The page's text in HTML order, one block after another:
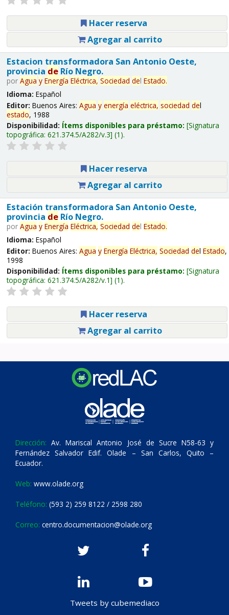
Hacer reserva
Agregar al carrito
Estacion transformadora San Antonio Oeste,
provincia deRío Negro.
por Agua y Energía Eléctrica, Sociedad del Estado.
Idioma: Español
Editor: Buenos Aires: Agua y energía eléctrica, sociedad del
estado, 1988
Disponibilidad: Ítems disponibles para préstamo: Signatura
topográfica: 621.374.5/A282/v.3 (1).
Hacer reserva
Agregar al carrito
Estación transformadora San Antonio Oeste,
provincia deRío Negro.
por Agua y Energía Eléctrica, Sociedad del Estado.
Idioma: Español
Editor: Buenos Aires: Agua y Energía Eléctrica, Sociedad del Estado,
1998
Disponibilidad: Ítems disponibles para préstamo: Signatura
topográfica: 621.374.5/A282/v.1 (1).
Hacer reserva
Agregar al carrito
Dirección: Av. Mariscal Antonio José de Sucre N58-63 y
Fernández Salvador Edif. Olade – San Carlos, Quito –
Ecuador.
Web: www.olade.org
Teléfono: (593 2) 259 8122 / 2598 280
Correo: centro.documentacion@olade.org
Tweets by cubemediaco